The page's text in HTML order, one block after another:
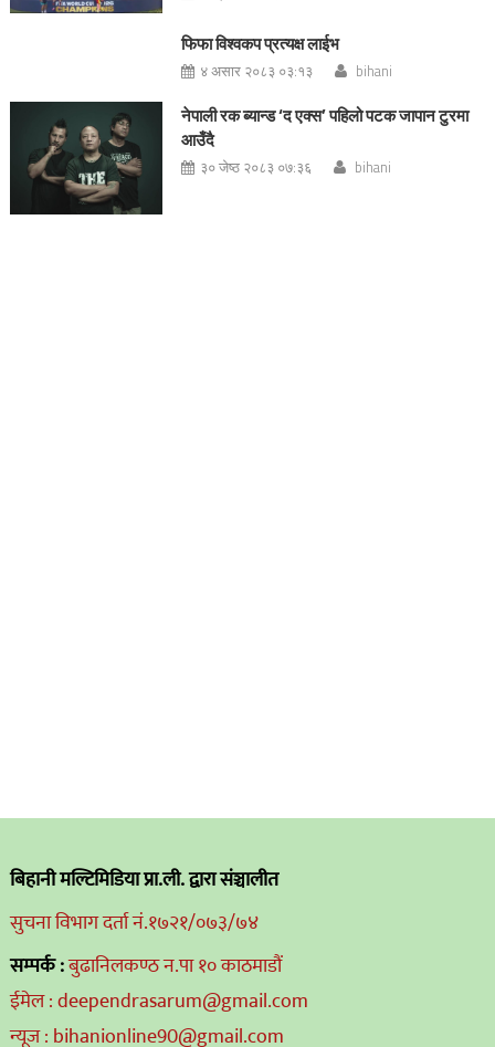
फिफा विश्वकप प्रत्यक्ष लाईभ
४ असार २०८३ ०३:१३ bihani
नेपाली रक ब्यान्ड ‘द एक्स’ पहिलो पटक जापान टुरमा
आउँदै
३० जेष्ठ २०८३ ०७:३६ bihani
बिहानी मल्टिमिडिया प्रा.ली. द्वारा संञ्चालीत
सुचना विभाग दर्ता नं.१७२१/०७३/७४
सम्पर्क :बुढानिलकण्ठ न.पा १० काठमाडौं
ईमेल : deependrasarum@gmail.com
न्यूज : bihanionline90@gmail.com